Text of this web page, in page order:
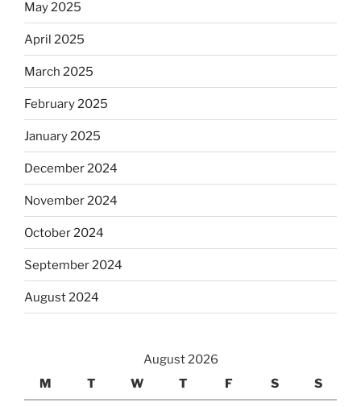
May 2025
April 2025
March 2025
February 2025
January 2025
December 2024
November 2024
October 2024
September 2024
August 2024
August 2026
M
T W T F S S